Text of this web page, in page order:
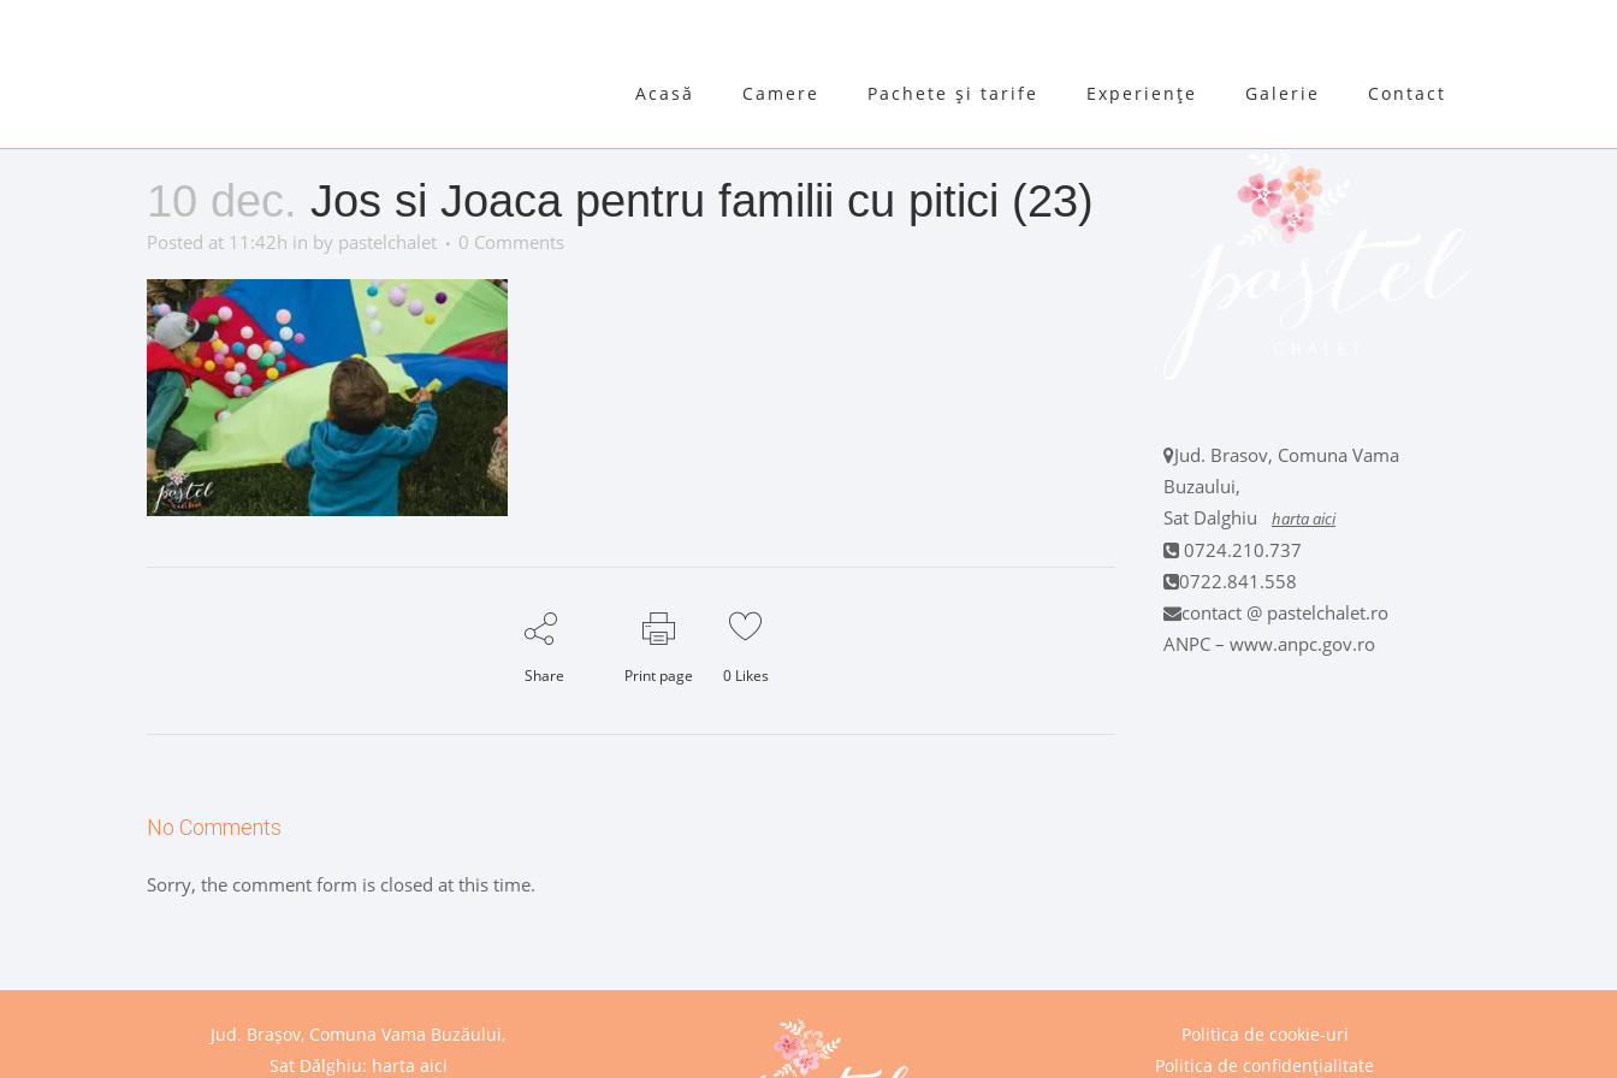
Acasă Camere Pachete și tarife Experiențe Galerie Contact
10 dec. Jos si Joaca pentru familii cu pitici (23)
Posted at 11:42h in by pastelchalet 0 Comments
Share Print page 0Likes
No Comments
Sorry, the comment form is closed at this time.
Jud. Brasov, Comuna Vama
Buzaului,
Sat Dalghiu
harta aici
0724.210.737
0722.841.558
contact @ pastelchalet.ro
ANPC – www.anpc.gov.ro
Jud. Brașov, Comuna Vama Buzăului,
Sat Dălghiu: harta aici
Politica de cookie-uri
Politica de confidențialitate